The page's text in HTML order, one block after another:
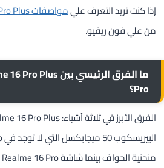
إذا كنت تريد التعرف عليمواصفات Realme 16 Pro Plus
من علي فون ريفيو.
Pro؟